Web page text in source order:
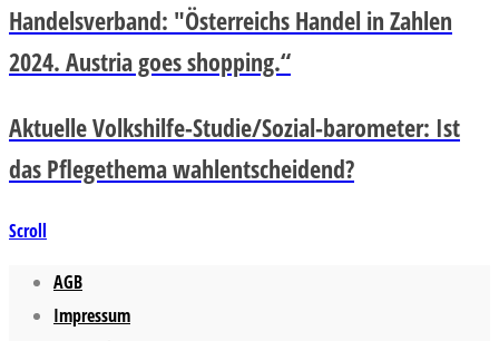
Handelsverband: "Österreichs Handel in Zahlen
2024. Austria goes shopping.“
Aktuelle Volkshilfe-Studie/Sozial-barometer: Ist
das Pflegethema wahlentscheidend?
Scroll
AGB
Impressum